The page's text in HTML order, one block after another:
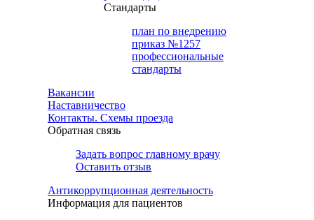
Cтандарты
план по внедрению
приказ №1257
профессиональные
стандарты
Вакансии
Наставничество
Контакты. Схемы проезда
Обратная связь
Задать вопрос главному врачу
Оставить отзыв
Антикоррупционная деятельность
Информация для пациентов